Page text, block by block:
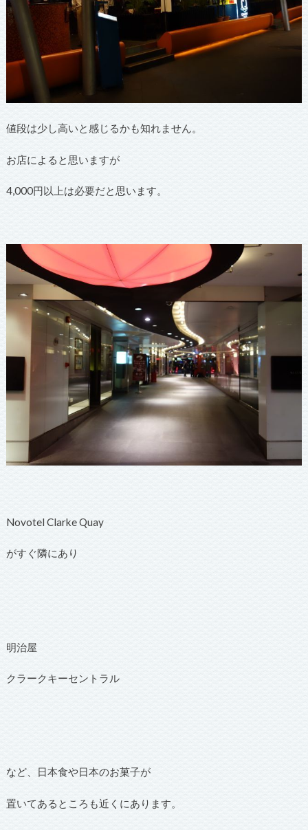
値段は少し高いと感じるかも知れません。
お店によると思いますが
4,000円以上は必要だと思います。
Novotel Clarke Quay
がすぐ隣にあり
明治屋
クラークキーセントラル
など、日本食や日本のお菓子が
置いてあるところも近くにあります。